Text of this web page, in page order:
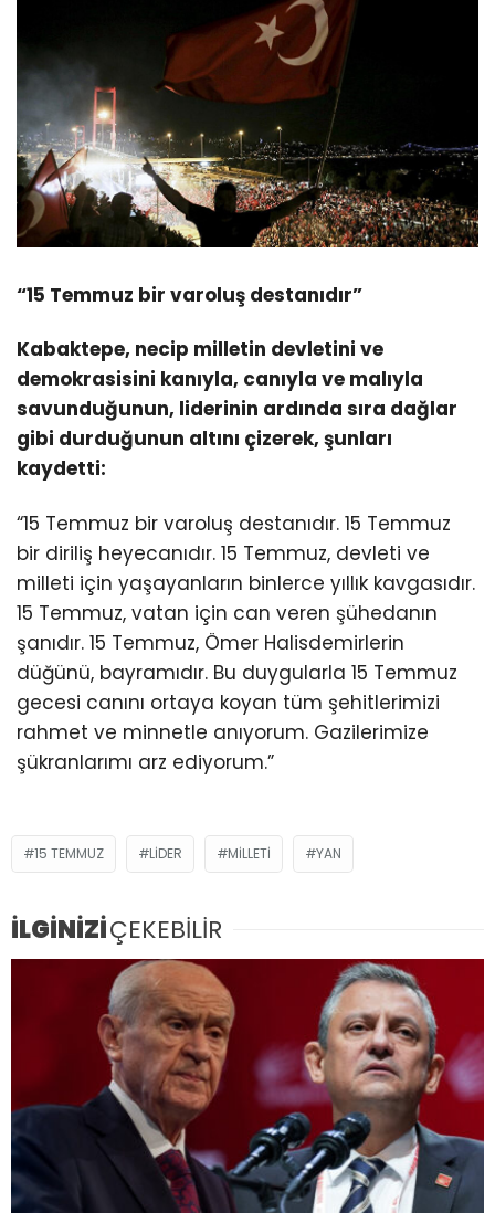
“15 Temmuz bir varoluş destanıdır”
Kabaktepe, necip milletin devletini ve
demokrasisini kanıyla, canıyla ve malıyla
savunduğunun, liderinin ardında sıra dağlar
gibi durduğunun altını çizerek, şunları
kaydetti:
“15 Temmuz bir varoluş destanıdır. 15 Temmuz
bir diriliş heyecanıdır. 15 Temmuz, devleti ve
milleti için yaşayanların binlerce yıllık kavgasıdır.
15 Temmuz, vatan için can veren şühedanın
şanıdır. 15 Temmuz, Ömer Halisdemirlerin
düğünü, bayramıdır. Bu duygularla 15 Temmuz
gecesi canını ortaya koyan tüm şehitlerimizi
rahmet ve minnetle anıyorum. Gazilerimize
şükranlarımı arz ediyorum.”
15 TEMMUZ LIDER MILLETI YAN
İLGİNİZİÇEKEBİLİR